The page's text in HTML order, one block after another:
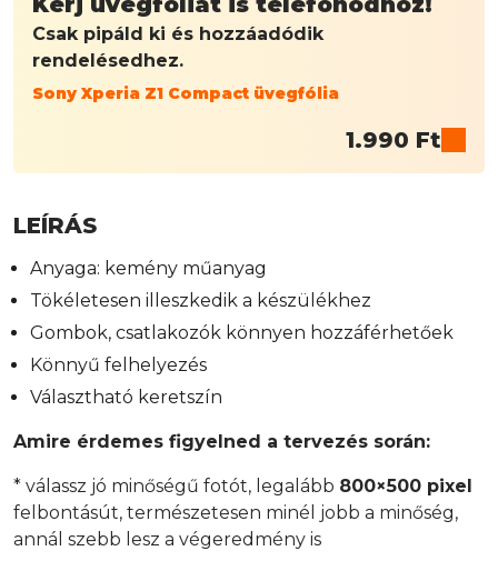
Csak pipáld ki és hozzáadódik
rendelésedhez.
Sony Xperia Z1 Compact üvegfólia
1.990 Ft
LEÍRÁS
Anyaga: kemény műanyag
Tökéletesen illeszkedik a készülékhez
Gombok, csatlakozók könnyen hozzáférhetőek
Könnyű felhelyezés
Választható keretszín
Amire érdemes figyelned a tervezés során:
* válassz jó minőségű fotót, legalább 800×500 pixel
felbontásút, természetesen minél jobb a minőség,
annál szebb lesz a végeredmény is